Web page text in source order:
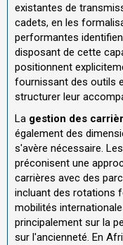
existantes de
cadets, en les
performantes
disposant de cette
positionnent
fournissant des outils
structurer leur
La gestion des
également des
s'avère nécessaire.
préconisent une
carrières avec des
incluant des rotations
mobilités
principalement sur la
sur l'ancienneté. En